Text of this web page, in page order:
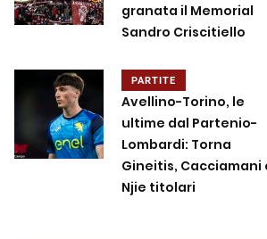
granata il Memorial
Sandro Criscitiello
PARTITE
Avellino-Torino, le
ultime dal Partenio-
Lombardi: Torna
Gineitis, Cacciamani
Njie titolari